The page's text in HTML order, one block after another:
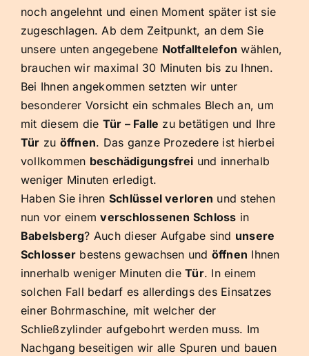
noch angelehnt und einen Moment später ist sie
zugeschlagen. Ab dem Zeitpunkt, an dem Sie
unsere unten angegebene Notfalltelefon wählen,
brauchen wir maximal 30 Minuten bis zu Ihnen.
Bei Ihnen angekommen setzten wir unter
besonderer Vorsicht ein schmales Blech an, um
mit diesem die Tür – Falle zu betätigen und Ihre
Tür zu öffnen. Das ganze Prozedere ist hierbei
vollkommen beschädigungsfrei und innerhalb
weniger Minuten erledigt.
Haben Sie ihren Schlüssel verloren und stehen
nun vor einemverschlossenen Schloss in
Babelsberg? Auch dieser Aufgabe sind unsere
Schlosser bestens gewachsen und öffnen Ihnen
innerhalb weniger Minuten dieTür. In einem
solchen Fall bedarf es allerdings des Einsatzes
einer Bohrmaschine, mit welcher der
Schließzylinder aufgebohrt werden muss. Im
Nachgang beseitigen wir alle Spuren und bauen